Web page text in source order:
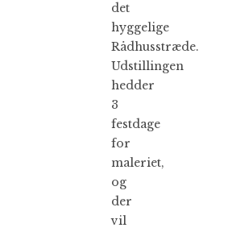
det
hyggelige
Rådhusstræde.
Udstillingen
hedder
3
festdage
for
maleriet,
og
der
vil